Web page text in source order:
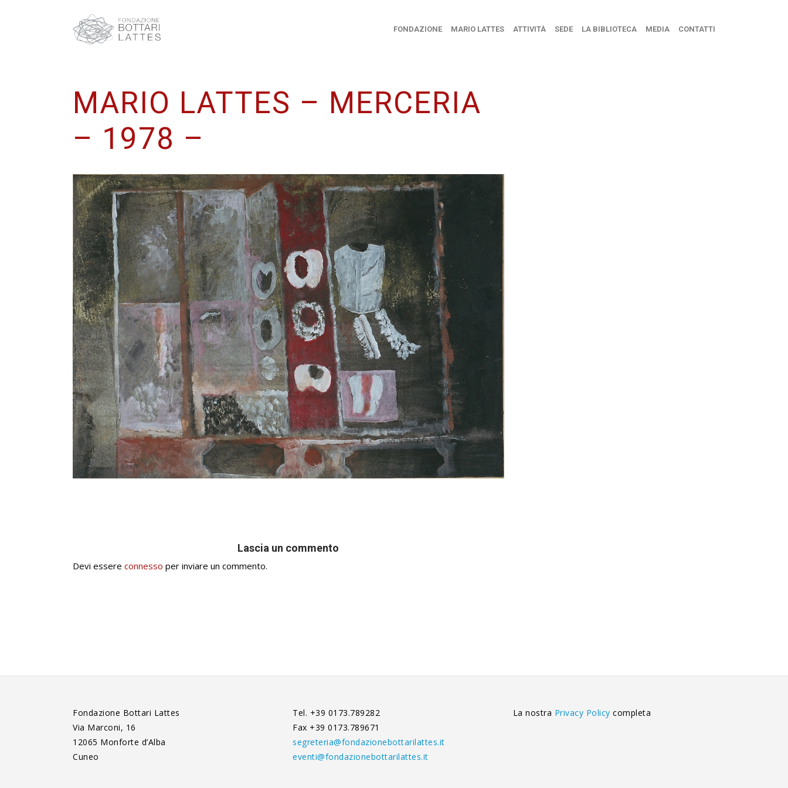
FONDAZIONE MARIO LATTES ATTIVITÀ SEDE LA BIBLIOTECA MEDIA CONTATTI
MARIO LATTES – MERCERIA
– 1978 –
Lascia un commento
Devi essere connesso per inviare un commento.
Fondazione Bottari Lattes
Via Marconi, 16
12065 Monforte d’Alba
Cuneo
Tel. +39 0173.789282
Fax +39 0173.789671
segreteria@fondazionebottarilattes.it
eventi@fondazionebottarilattes.it
La nostra Privacy Policycompleta